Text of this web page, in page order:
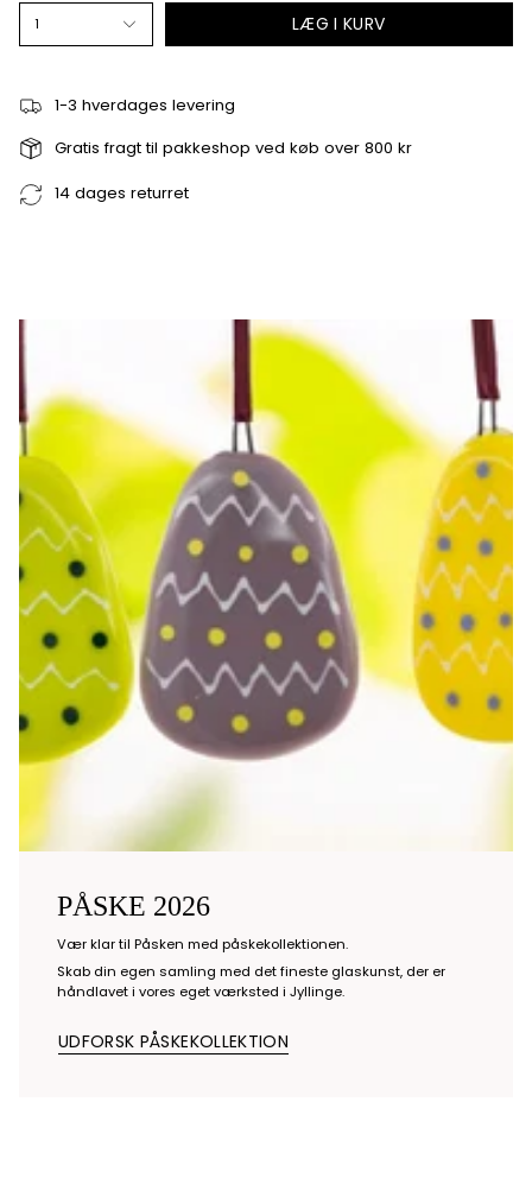
1 LÆG I KURV
1-3 hverdages levering
Gratis fragt til pakkeshop ved køb over 800 kr
14 dages returret
PÅSKE 2026
Vær klar til Påsken med påskekollektionen.
Skab din egen samling med det fineste glaskunst, der er
håndlavet i vores eget værksted i Jyllinge.
UDFORSK PÅSKEKOLLEKTION